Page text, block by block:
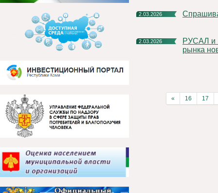
2.03.2026
2.03.2026
РУСАЛ и Roofsystems заключили соглашение о развитии
рынка
« 16 17